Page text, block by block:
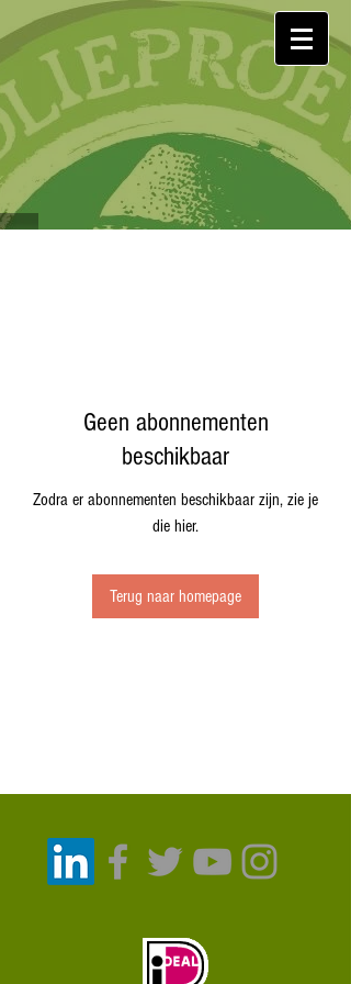
Geen abonnementen
beschikbaar
Zodra er abonnementen beschikbaar zijn, zie je
die hier.
Terug naar homepage